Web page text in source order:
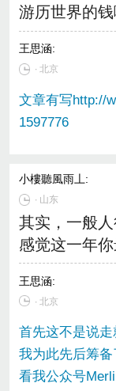
游历世界的
王思涵:
∙ 北京
文章有写http://
1597776
小樓聽風雨丄 :
∙ 山东
其实，一般
感觉这一年
王思涵:
∙ 北京
首先这不是说
我为此先后筹
看我公众号